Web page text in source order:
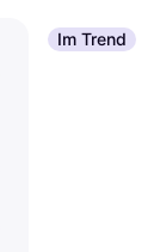
Im Trend